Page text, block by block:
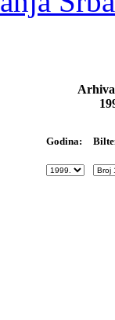
Godina: